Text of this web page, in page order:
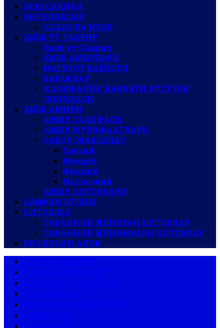
БОШ САҲИФА
ЯНГИЛИКЛАР
ХАБАР ВА ИЗОҲ
ҲИЗБ УТ-ТАҲРИР
Ҳизб ут-Таҳрир
ҲИЗБ АМИРЛАРИ
МАТБУОТ БАЁНОТИ
ВАРАҚАЛАР
ХАЛИФАЛИК ДАВЛАТИ ДУСТУРИ
ЛОЙИҲАСИ
ҲИЗБ АМИРИ
АМИР САҲИФАСИ
АМИР МУРОЖААТЛАРИ
САВОЛ-ЖАВОБЛАР
Сиёсий
Фиқҳий
Фикрий
Иқтисодий
АМИР КИТОБЛАРИ
САҚОФИЙ БЎЛИМ
КИТОБЛАР
ТАБАННИЙ ҚИЛИНГАН КИТОБЛАР
ТАБАННИЙ ҚИЛИНМАГАН КИТОБЛАР
БИЗ БИЛАН АЛОҚА